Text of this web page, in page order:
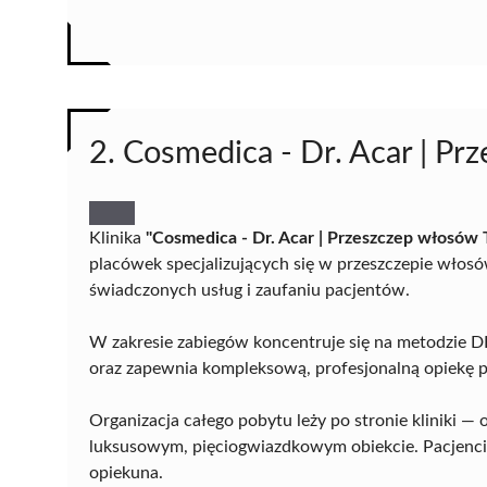
2. Cosmedica - Dr. Acar |
Klinika "Cosmedica - Dr. Acar | Przeszczep włosów
placówek specjalizujących się w przeszczepie
świadczonych usług i zaufaniu pacjentów.
W zakresie zabiegów koncentruje się na metodzie
oraz zapewnia kompleksową, profesjonalną opiekę
Organizacja całego pobytu leży po stronie kliniki
luksusowym, pięciogwiazdkowym obiekcie.
opiekuna.